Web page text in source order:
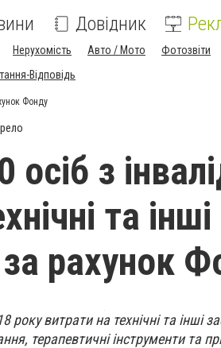
Довідник
Нерухомість Авто / Мото Фотозвіти
Відповідь
Фонду
з
та
за рахунок
витрати на технічні та інші
терапевтичні інструменти та